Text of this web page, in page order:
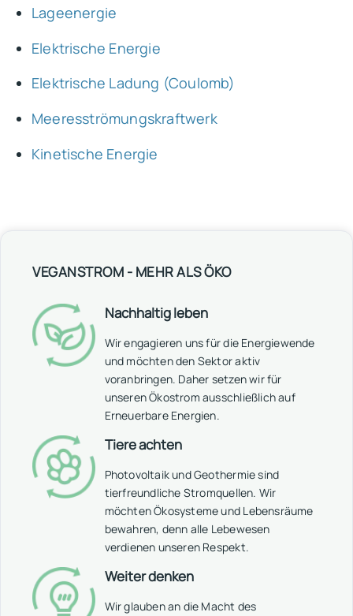
Lageenergie
Elektrische Energie
Elektrische Ladung (Coulomb)
Meeresströmungskraftwerk
Kinetische Energie
VEGANSTROM - MEHR ALS ÖKO
Nachhaltig leben
Wir engagieren uns für die Energiewende
und möchten den Sektor aktiv
voranbringen. Daher setzen wir für
unseren Ökostrom ausschließlich auf
Erneuerbare Energien.
Tiere achten
Photovoltaik und Geothermie sind
tierfreundliche Stromquellen. Wir
möchten Ökosysteme und Lebensräume
bewahren, denn alle Lebewesen
verdienen unseren Respekt.
Weiter denken
Wir glauben an die Macht des